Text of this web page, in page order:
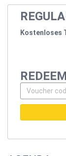
Kostenloses